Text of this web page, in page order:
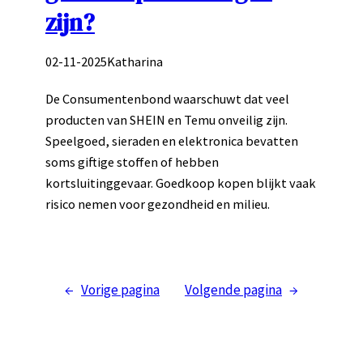
zijn?
02-11-2025Katharina
De Consumentenbond waarschuwt dat veel
producten van SHEIN en Temu onveilig zijn.
Speelgoed, sieraden en elektronica bevatten
soms giftige stoffen of hebben
kortsluitinggevaar. Goedkoop kopen blijkt vaak
risico nemen voor gezondheid en milieu.
← Vorige pagina Volgende pagina →